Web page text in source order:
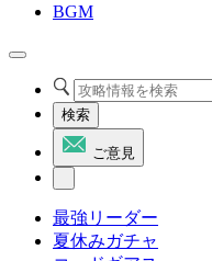
BGM
検索
ご意見
最強リーダー
夏休みガチャ